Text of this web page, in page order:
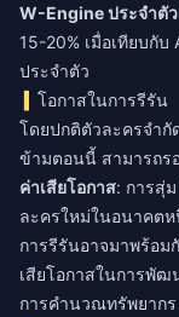
W-Engine ประจำตั
15-20% เมื่อเทียบกั
ประจำตัว
โอกาสในการรีรัน
โดยปกติตัวละครจำกั
ข้ามตอนนี้ สามารถร
ค่าเสียโอกาส: การสุ่
ละครใหม่ในอนาคต
การรีรันอาจมาพร้อ
เสียโอกาสในการพั
การคำนวณทรัพยากร